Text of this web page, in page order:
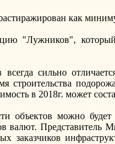
как
"Лужников",
всегда сильно
строительства
в 2018г. может
объектов можно
валют. Представитель
заказчиков